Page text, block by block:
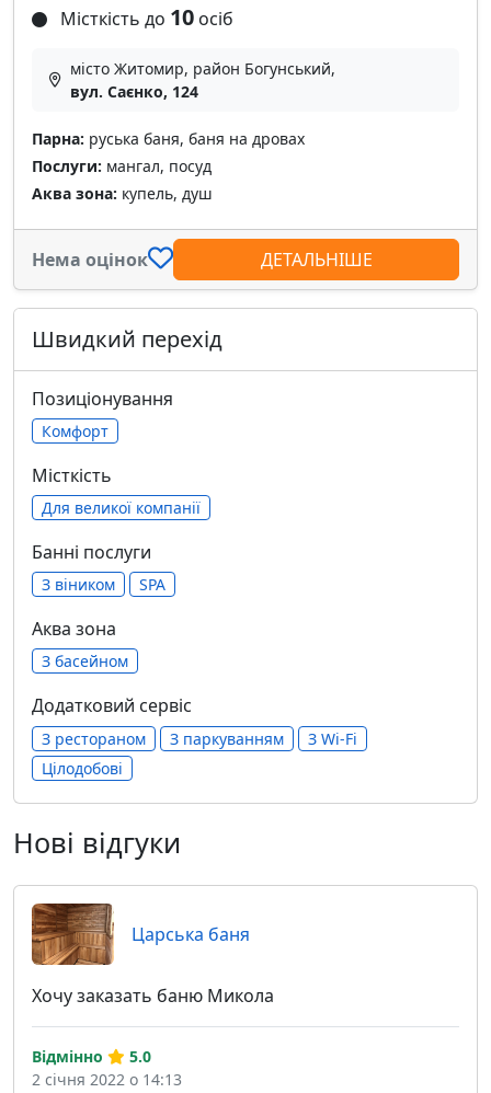
Місткість до 10 осіб
місто Житомир, район Богунський,
вул. Саєнко, 124
Парна: руська баня, баня на дровах
Послуги: мангал, посуд
Аква зона: купель, душ
Нема оцінок ДЕТАЛЬНІШЕ
Швидкий перехід
Позиціонування
Комфорт
Місткість
Для великої компанії
Банні послуги
З віником SPA
Аква зона
З басейном
Додатковий сервіс
З рестораном З паркуванням
З Wi-Fi
Цілодобові
Нові відгуки
Царська баня
Хочу заказать баню Микола
Відмінно
5.0
2 січня 2022 о 14:13